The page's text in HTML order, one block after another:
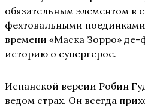
обязательным элементом в
фехтовальными
времени «Маска Зорро» де-
историю о супергерое.
Испанской версии Робин
ведом страх. Он всегда